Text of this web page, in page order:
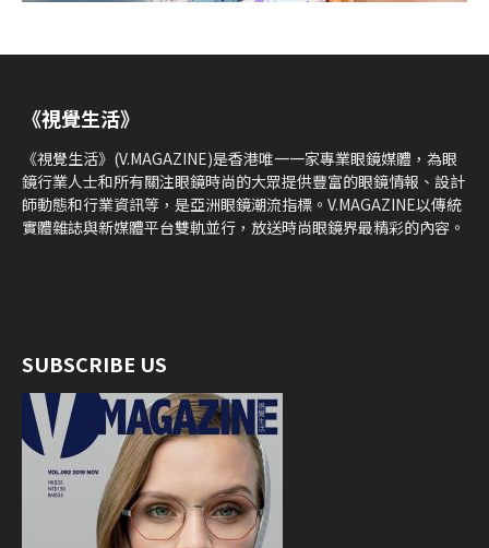
《視覺生活》
《視覺生活》(V.MAGAZINE)是香港唯一一家專業眼鏡媒體，為眼
鏡行業人士和所有關注眼鏡時尚的大眾提供豐富的眼鏡情報、設計
師動態和行業資訊等，是亞洲眼鏡潮流指標。V.MAGAZINE以傳統
實體雜誌與新媒體平台雙軌並行，放送時尚眼鏡界最精彩的內容。
SUBSCRIBE US